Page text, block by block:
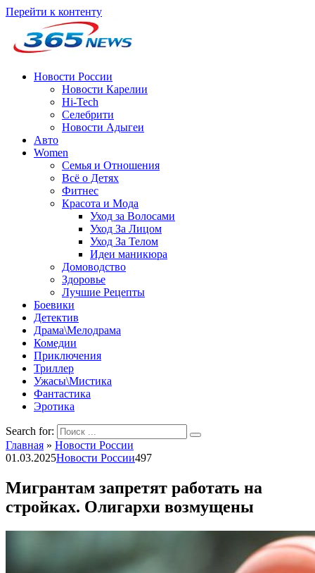
Перейти к контенту
Новости России
Новости Карелии
Hi-Tech
Селебрити
Новости Адыгеи
Авто
Women
Семья и Отношения
Всё о Детях
Фитнес
Красота и Мода
Уход за Волосами
Уход За Лицом
Уход За Телом
Идеи маникюра
Домоводство
Здоровье
Лучшие Рецепты
Боевики
Детектив
Драма\Мелодрама
Комедии
Приключения
Триллер
Ужасы\Мистика
Фантастика
Эротика
Search for:
Главная » Новости России
01.03.2025Новости России497
Мигрантам запретят работать на
стройках. Олигархи возмущены